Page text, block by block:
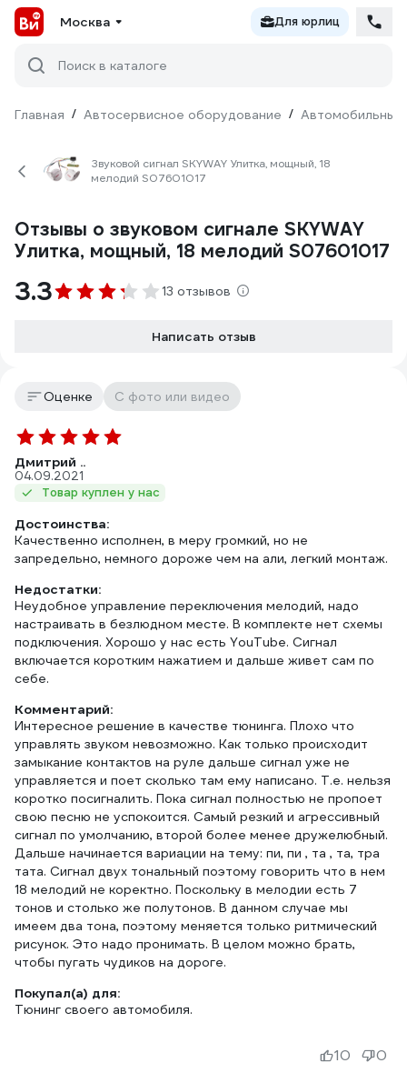
Москва Для юрлиц
Поиск в каталоге
Главная / Автосервисное оборудование / Автомобильные
Звуковой сигнал SKYWAY Улитка, мощный, 18
мелодий S07601017
Отзывы о звуковом сигнале SKYWAY
Улитка, мощный, 18 мелодий S07601017
3.3 13 отзывов
Написать отзыв
Оценке С фото или видео
Дмитрий ..
04.09.2021
Товар куплен у нас
Достоинства:
Качественно исполнен, в меру громкий, но не
запредельно, немного дороже чем на али, легкий монтаж.
Недостатки:
Неудобное управление переключения мелодий, надо
настраивать в безлюдном месте. В комплекте нет схемы
подключения. Хорошо у нас есть YouTube. Сигнал
включается коротким нажатием и дальше живет сам по
себе.
Комментарий:
Интересное решение в качестве тюнинга. Плохо что
управлять звуком невозможно. Как только происходит
замыкание контактов на руле дальше сигнал уже не
управляется и поет сколько там ему написано. Т.е. нельзя
коротко посигналить. Пока сигнал полностью не пропоет
свою песню не успокоится. Самый резкий и агрессивный
сигнал по умолчанию, второй более менее дружелюбный.
Дальше начинается вариации на тему: пи, пи , та , та, тра
тата. Сигнал двух тональный поэтому говорить что в нем
18 мелодий не коректно. Поскольку в мелодии есть 7
тонов и столько же полутонов. В данном случае мы
имеем два тона, поэтому меняется только ритмический
рисунок. Это надо пронимать. В целом можно брать,
чтобы пугать чудиков на дороге.
Покупал(а) для:
Тюнинг своего автомобиля.
10 0